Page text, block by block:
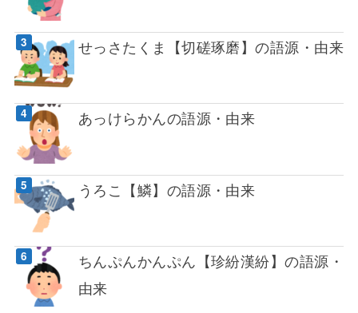
せっさたくま【切磋琢磨】の語源・由来
あっけらかんの語源・由来
うろこ【鱗】の語源・由来
ちんぷんかんぷん【珍紛漢紛】の語源・
由来